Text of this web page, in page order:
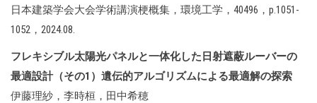
日本建築学会大会学術講演梗概集，環境工学，40496，p.1051-
1052，2024.08.
フレキシブル太陽光パネルと一体化した日射遮蔽ルーバーの
最適設計（その1）遺伝的アルゴリズムによる最適解の探索
伊藤理紗，李時桓，田中希穂